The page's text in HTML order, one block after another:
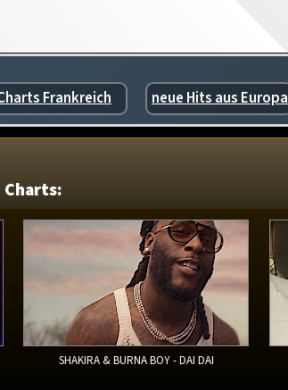
Frankreich neue Hits aus Europa
SHAKIRA & BURNA BOY - DAI DAI